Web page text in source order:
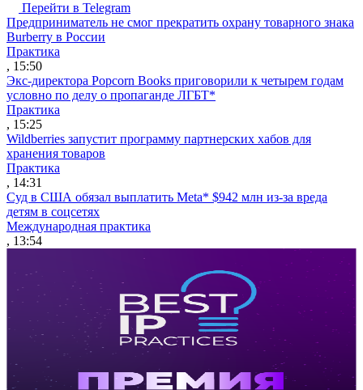
Перейти в Telegram
Предприниматель не смог прекратить охрану товарного знака
Burberry в России
Практика
, 15:50
Экс-директора Popcorn Books приговорили к четырем годам
условно по делу о пропаганде ЛГБТ*
Практика
, 15:25
Wildberries запустит программу партнерских хабов для
хранения товаров
Практика
, 14:31
Суд в США обязал выплатить Meta* $942 млн из-за вреда
детям в соцсетях
Международная практика
, 13:54